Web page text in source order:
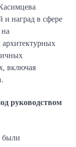
наград в сфере
включая
руководством
были